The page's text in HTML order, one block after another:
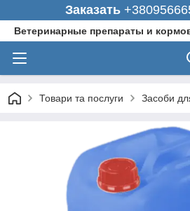
Заказать
Ветеринарные препараты и
Товари та послуги Засоби